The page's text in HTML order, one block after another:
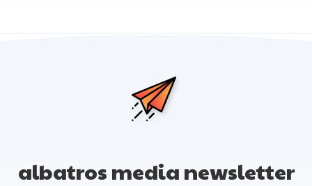
albatros media newsletter